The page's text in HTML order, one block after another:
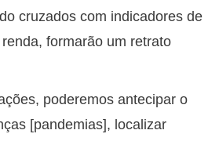
cruzados com indicadores de
formarão um retrato
poderemos antecipar o
[pandemias], localizar